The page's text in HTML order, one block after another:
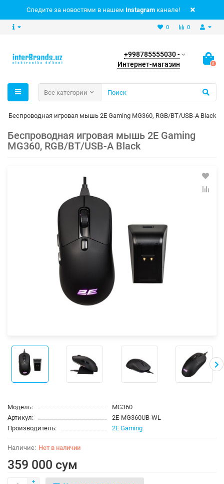
Следите за новостями в нашем Instagram канале!
0
0
+998785555030 -
Интернет-магазин
0
Все категории
Беспроводная игровая мышь 2E Gaming MG360, RGB/BT/USB-A Black
Беспроводная игровая мышь 2E Gaming
MG360, RGB/BT/USB-A Black
Модель:
MG360
Артикул:
2E-MG360UB-WL
Производитель:
2E Gaming
Нет в наличии
359 000 сум